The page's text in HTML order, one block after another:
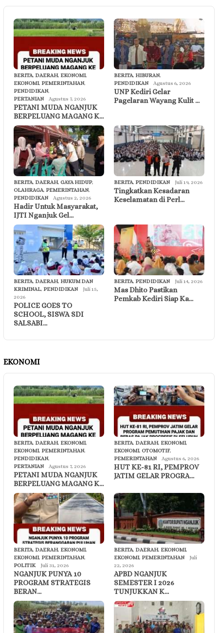
BERITA, DAERAH, EKONOMI,
EKONOMI, PEMERINTAHAN,
PENDIDIKAN,
PERTANIAN
Agustus 7, 2026
PETANI MUDA NGANJUK
BERPELUANG MAGANG K…
BERITA, HIBURAN,
PENDIDIKAN
Agustus 6, 2026
UNP Kediri Gelar
Pagelaran Wayang Kulit …
BERITA, DAERAH, GAYA HIDUP,
OLAHRAGA, PEMERINTAHAN,
PENDIDIKAN
Agustus 2, 2026
Hadir Untuk Masyarakat,
IJTI Nganjuk Gel…
BERITA, PENDIDIKAN Juli 19, 2026
Tingkatkan Kesadaran
Keselamatan di Perl…
BERITA, DAERAH, HUKUM DAN
KRIMINAL, PENDIDIKAN
Juli 15,
2026
POLICE GOES TO
SCHOOL, SISWA SDI
SALSABI…
BERITA, PENDIDIKAN Juli 14, 2026
Mas Dhito Pastikan
Pemkab Kediri Siap Ka…
EKONOMI
BERITA, DAERAH, EKONOMI,
EKONOMI, PEMERINTAHAN,
PENDIDIKAN,
PERTANIAN
Agustus 7, 2026
PETANI MUDA NGANJUK
BERPELUANG MAGANG K…
BERITA, DAERAH, EKONOMI,
EKONOMI, OTOMOTIF,
PEMERINTAHAN
Agustus 6, 2026
HUT KE-81 RI, PEMPROV
JATIM GELAR PROGRA…
BERITA, DAERAH, EKONOMI,
EKONOMI, PEMERINTAHAN,
POLITIK
Juli 31, 2026
NGANJUK PUNYA 10
PROGRAM STRATEGIS
BERAN…
BERITA, DAERAH, EKONOMI,
EKONOMI, PEMERINTAHAN
Juli
22, 2026
APBD NGANJUK
SEMESTER I 2026
TUNJUKKAN K…